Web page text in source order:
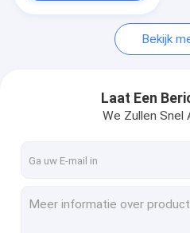
Het Stuk speelgoed van de
Pasen-Pluchestuk speelgoed
Bekijk
Laat Een
We Zullen Snel